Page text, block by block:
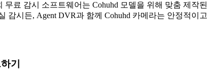
무료 감시 소프트웨어는 Cohuhd 모델을 위해 맞춤 제
감시든, Agent DVR과 함께 Cohuhd 카메라는 안정적이
기